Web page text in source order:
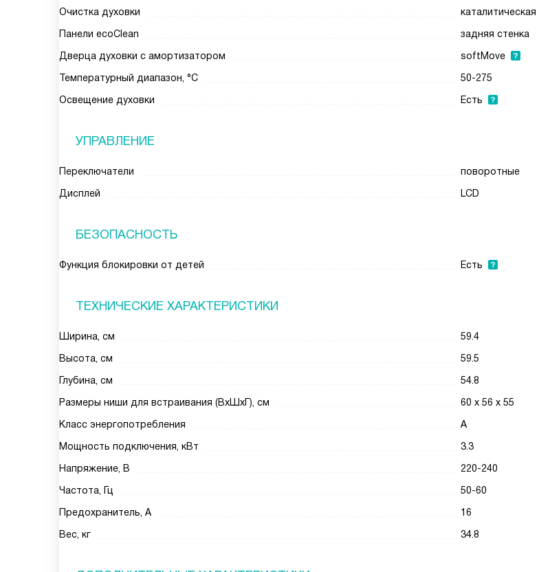
Очистка духовки
каталитическая
Панели ecoClean
задняя стенка
Дверца духовки с амортизатором
softMove
Температурный диапазон, °С
50-275
Освещение духовки
Есть
УПРАВЛЕНИЕ
Переключатели
поворотные
Дисплей
LCD
БЕЗОПАСНОСТЬ
Функция блокировки от детей Есть
ТЕХНИЧЕСКИЕ ХАРАКТЕРИСТИКИ
Ширина, см
59.4
Высота, см
59.5
Глубина, см
54.8
Размеры ниши для встраивания (ВхШхГ), см
60 х 56 х 55
Класс энергопотребления
A
Мощность подключения, кВт
3.3
Напряжение, В
220-240
Частота, Гц
50-60
Предохранитель, А
16
Вес, кг
34.8